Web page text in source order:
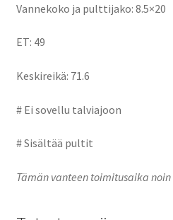
Vannekoko ja pulttijako: 8.5×20
ET: 49
Keskireikä: 71.6
# Ei sovellu talviajoon
# Sisältää pultit
Tämän vanteen toimitusaika